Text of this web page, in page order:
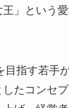
」という
目指す若手
たコンセ